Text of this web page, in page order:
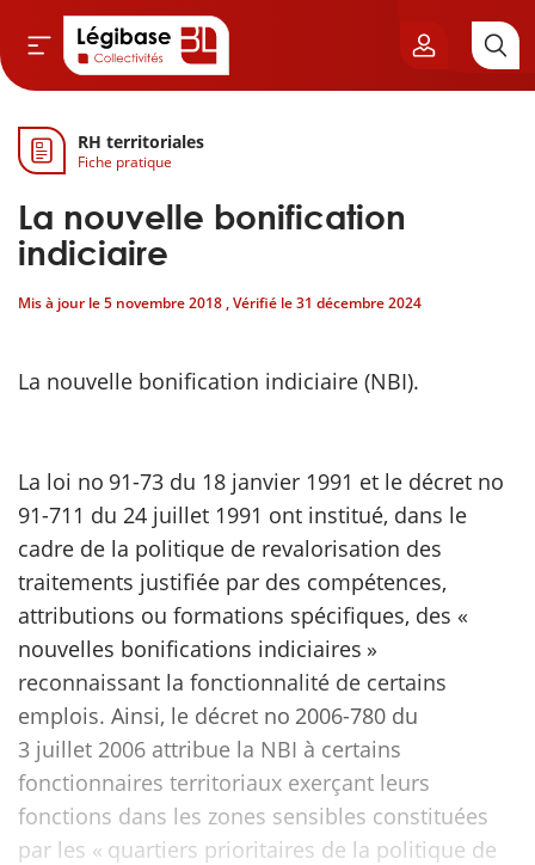
& Cimetières
& Élu local
& Finances locales
publique
RH territoriales
Fiche pratique
La nouvelle bonification
indiciaire
Mis à jour le5 novembre 2018 , Vérifié le31 décembre 2024
La nouvelle bonification indiciaire (NBI).
La loi no 91-73 du 18 janvier 1991 et le décret no
91-711 du 24 juillet 1991 ont institué, dans le
cadre de la politique de revalorisation des
traitements justifiée par des compétences,
attributions ou formations spécifiques, des «
nouvelles bonifications indiciaires »
reconnaissant la fonctionnalité de certains
emplois. Ainsi, le décret no 2006-780 du
3 juillet 2006 attribue la NBI à certains
fonctionnaires territoriaux exerçant leurs
fonctions dans les zones sensibles constituées
par les « quartiers prioritaires de la politique de